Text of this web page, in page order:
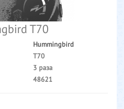
T70
Hummingbird
T70
3 раза
48621